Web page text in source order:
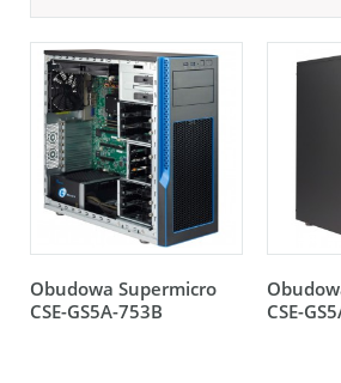
Obudowa Supermicro
CSE-GS5A-753B
CSE-